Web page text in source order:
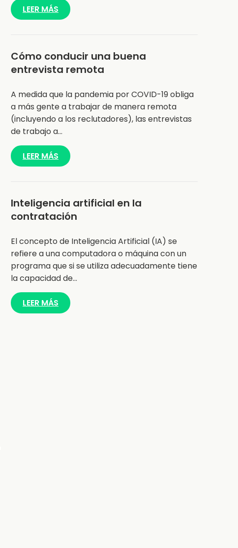
LEER MÁS
Cómo conducir una buena
entrevista remota
A medida que la pandemia por COVID-19 obliga
a más gente a trabajar de manera remota
(incluyendo a los reclutadores), las entrevistas
de trabajo a…
LEER MÁS
Inteligencia artificial en la
contratación
El concepto de Inteligencia Artificial (IA) se
refiere a una computadora o máquina con un
programa que si se utiliza adecuadamente tiene
la capacidad de…
LEER MÁS